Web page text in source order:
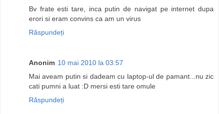
Bv frate esti tare, inca putin de navigat pe internet dupa
erori si eram convins ca am un virus
Răspundeți
Anonim 10 mai 2010 la 03:57
Mai aveam putin si dadeam cu laptop-ul de pamant...nu zic
cati pumni a luat :D mersi esti tare omule
Răspundeți